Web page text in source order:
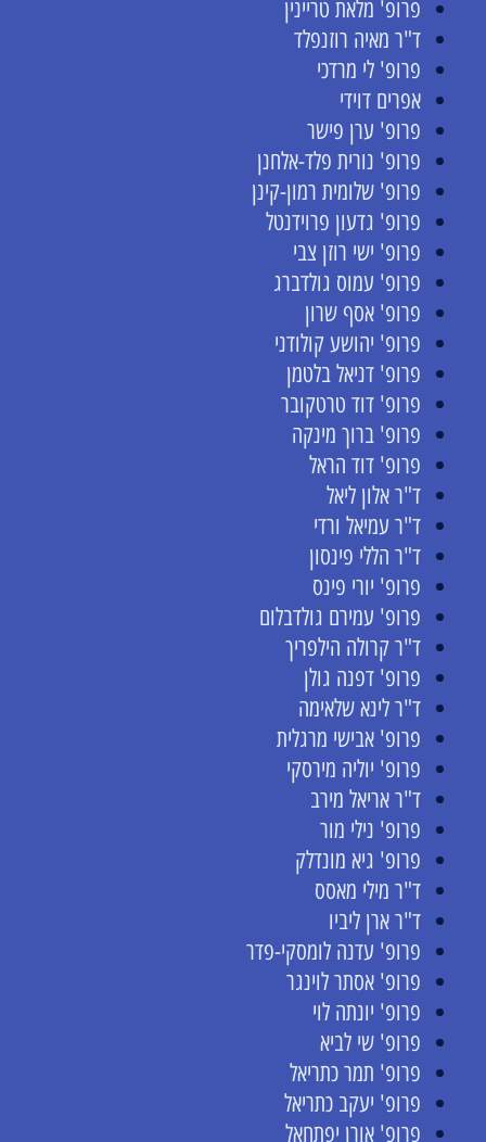
פרופ' מלאת טריינין
ד"ר מאיה רוזנפלד
פרופ' לי מרדכי
אפרים דוידי
פרופ' ערן פישר
פרופ' נורית פלד-אלחנן
פרופ' שלומית רמון-קינן
פרופ' גדעון פרוידנטל
פרופ' ישי רוזן צבי
פרופ' עמוס גולדברג
פרופ' אסף שרון
פרופ' יהושע קולודני
פרופ' דניאל בלטמן
פרופ' דוד טרטקובר
פרופ' ברוך מינקה
פרופ' דוד הראל
ד"ר אלון ליאל
ד"ר עמיאל ורדי
ד"ר הללי פינסון
פרופ' יורי פינס
פרופ' עמירם גולדבלום
ד"ר קרולה הילפריך
פרופ' דפנה גולן
ד"ר לינא שלאימה
פרופ' אבישי מרגלית
פרופ' יוליה מירסקי
ד"ר אריאל מירב
פרופ' נילי מור
פרופ' גיא מונדלק
ד"ר מילי מאסס
ד"ר ארן ליביו
פרופ' עדנה לומסקי-פדר
פרופ' אסתר לוינגר
פרופ' יונתה לוי
פרופ' שי לביא
פרופ' תמר כתריאל
פרופ' יעקב כתריאל
פרופ' אורן יפתחאל